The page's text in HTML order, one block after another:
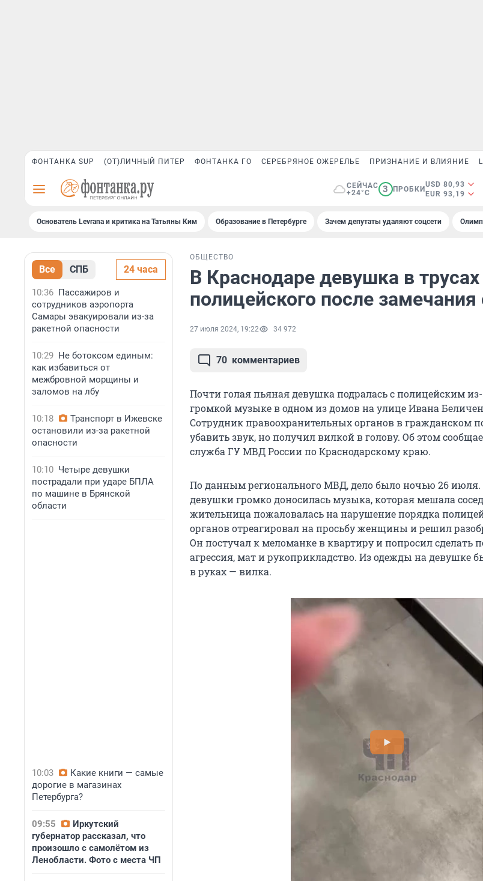
ФОНТАНКА SUP (ОТ)ЛИЧНЫЙ ПИТЕР ФОНТАНКА ГО СЕРЕБРЯНОЕ ОЖЕРЕЛЬЕ ПРИЗНАНИЕ И ВЛИЯНИЕ
СЕЙЧАС
+24°C
3 ПРОБКИ
USD 80,93
EUR 93,19
Основатель Levrana и критика на Татьяны Ким Образование в Петербурге Зачем депутаты удаляют соцсети
Все СПБ 24 часа
10:36 Пассажиров и
сотрудников аэропорта
Самары эвакуировали из-за
ракетной опасности
10:29 Не ботоксом единым:
как избавиться от
межбровной морщины и
заломов на лбу
10:18
Транспорт в Ижевске
остановили из-за ракетной
опасности
10:10 Четыре девушки
пострадали при ударе БПЛА
по машине в Брянской
области
10:03
Какие книги — самые
дорогие в магазинах
Петербурга?
09:55
Иркутский
губернатор рассказал, что
произошло с самолётом из
Ленобласти. Фото с места ЧП
ОБЩЕСТВО
В Краснодаре девушка в
полицейского после
27 июля 2024, 19:22 34 972
70 комментариев
Почти голая пьяная девушка подралась с полицейским
громкой музыке в одном из домов на улице Ивана
Сотрудник правоохранительных органов в гражданском
убавить звук, но получил вилкой в голову. Об этом
служба ГУ МВД России по Краснодарскому краю.
По данным регионального МВД, дело было ночью 26
девушки громко доносилась музыка, которая мешала
жительница пожаловалась на нарушение порядка
органов отреагировал на просьбу женщины и решил
Он постучал к меломанке в квартиру и попросил сделать
агрессия, мат и рукоприкладство. Из одежды на девушке
в руках — вилка.